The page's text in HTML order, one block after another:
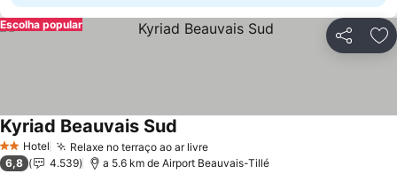
Partilhar
Escolha popular
2 Estrelas
Hotel Relaxe no terraço ao ar livre
Kyriad Beauvais Sud
6,8 4.539 a 5.6 km de Airport Beauvais-Tillé